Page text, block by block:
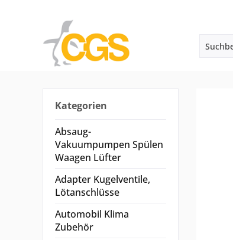
Kategorien
Absaug-
Vakuumpumpen Spülen
Waagen Lüfter
Adapter Kugelventile,
Lötanschlüsse
Automobil Klima
Zubehör